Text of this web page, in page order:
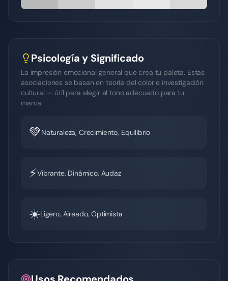
Psicología y Significado
La impresión emocional general que crea tu paleta. Estas
asociaciones se basan en teoría del color e investigación
cultural — útil para elegir el tono adecuado para tu
marca.
💚 Naturaleza, Crecimiento, Equilibrio
⚡Vibrante, Dinámico, Audaz
☀️Ligero, Aireado, Optimista